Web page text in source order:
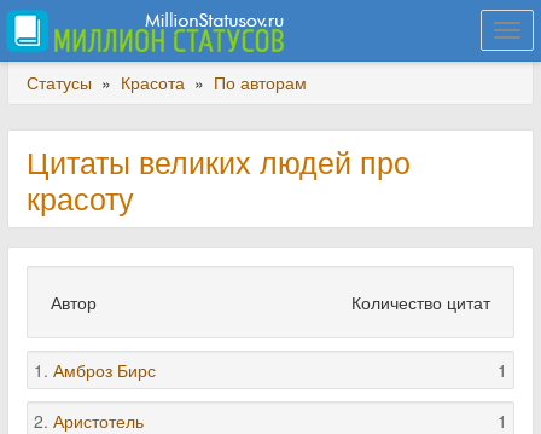
Статусы » Красота » По авторам
Цитаты великих людей про
красоту
Автор Количество цитат
1. Амброз Бирс 1
2. Аристотель 1